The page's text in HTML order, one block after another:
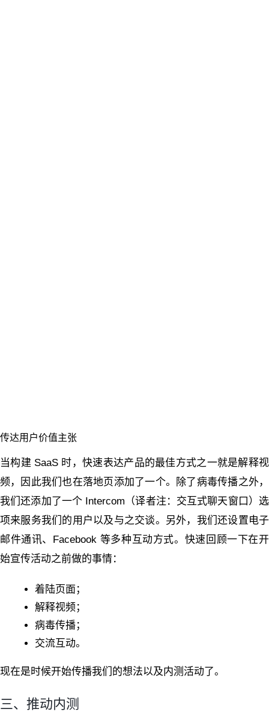
传达用户价值主张
当构建 SaaS 时，快速表达产品的最佳方式之一就是解释视
频，因此我们也在落地页添加了一个。除了病毒传播之外，
我们还添加了一个 Intercom（译者注：交互式聊天窗口）选
项来服务我们的用户以及与之交谈。另外，我们还设置电子
邮件通讯、Facebook 等多种互动方式。快速回顾一下在开
始宣传活动之前做的事情：
着陆页面；
解释视频；
病毒传播；
交流互动。
现在是时候开始传播我们的想法以及内测活动了。
三、推动内测